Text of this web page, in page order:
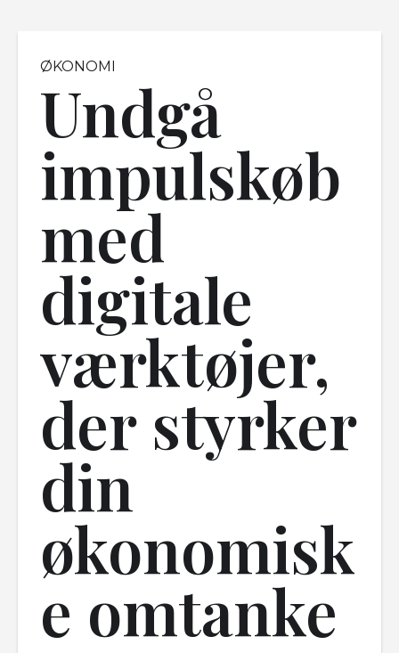
Undgå
impulskøb
med
digitale
værktøjer,
der styrker
din
økonomisk
e omtanke
ØKONOMI